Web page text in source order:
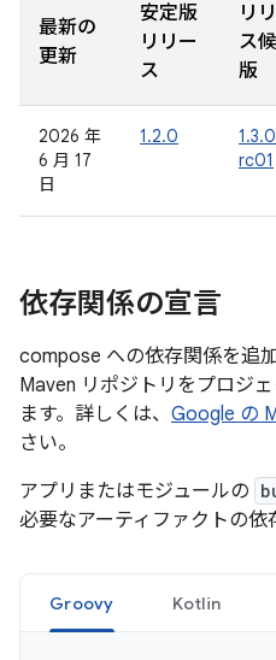
最新の
更新
安定版
リリー
ス
リ
ス
版
2026 年
6 月 17
日
1.2.0
rc01
依存関係の宣言
compose への依存関係を追
Maven リポジトリをプロジ
ます。詳しくは、 Google の
さい。
アプリまたはモジュールの
必要なアーティファクトの依
Groovy Kotlin